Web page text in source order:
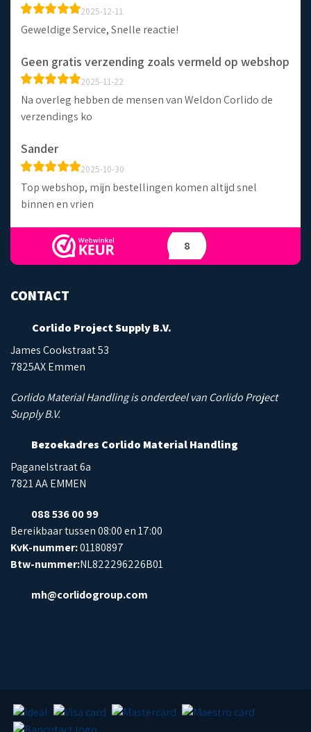
2025-12-11
Geweldige Service, Snelle reactie!
Geen gratis verzending zoals vermeld op webshop
2025-11-22
Na overleg hebben de mensen van Weldon Corlido de
verzendings ko
Sander
2025-10-30
Top webshop, mijn bestellingen komen altijd snel
binnen en vrien
8
CONTACT
Corlido Project Supply B.V.
James Cookstraat 53
7825AX Emmen
Corlido Material Handling is onderdeel van Corlido Project
Supply B.V.
Bezoekadres Corlido Material Handling
Paganelstraat 6a
7821 AA EMMEN
088 536 00 99
Bereikbaar tussen 08:00 en 17:00
KvK-nummer:01180897
Btw-nummer:NL822296226B01
mh@corlidogroup.com